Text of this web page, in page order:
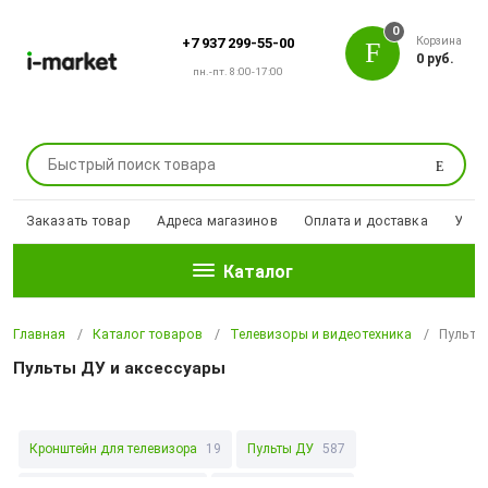
+7 937 299-55-00
пн.-пт. 8:00-17:00
Поиск
0
Корзина
0 руб.
Заказать товар Адреса магазинов Оплата и доставка
Каталог
Главная Каталог товаров Телевизоры и видеотехника
Пульты ДУ и аксессуары
Кронштейн для телевизора 19 Пульты ДУ 587